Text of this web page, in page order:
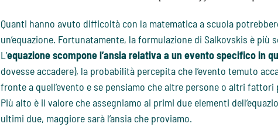
Quanti hanno avuto difficoltà con la matematica a scuola
un’equazione. Fortunatamente, la formulazione di Salkovskis è più
L’equazione scompone l’ansia relativa a un evento specifico in
dovesse accadere), la probabilità percepita che l’evento temuto
fronte a quell’evento e se pensiamo che altre persone o altri
Più alto è il valore che assegniamo ai primi due elementi
ultimi due, maggiore sarà l’ansia che proviamo.